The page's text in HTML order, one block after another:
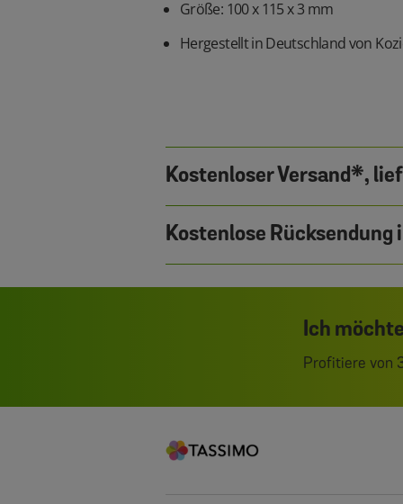
Größe: 100 x 115 x 3 mm
Hergestellt in Deutschland von
Kostenloser Versand*,
Kostenlose Rücksendung
Ich
Profitiere von